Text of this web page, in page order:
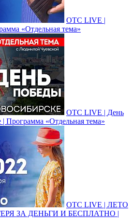
ОТС LIVE |
«Отдельная тема»
ОТС LIVE | День
Программа «Отдельная тема»
ОТС LIVE | ЛЕТО
ЗА ДЕНЬГИ И БЕСПЛАТНО |